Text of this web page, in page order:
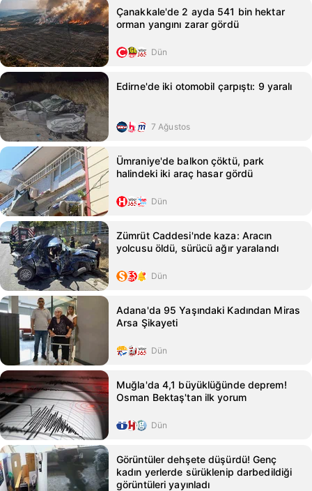
Çanakkale'de 2 ayda 541 bin hektar
orman yangını zarar gördü
Dün
Edirne'de iki otomobil çarpıştı: 9 yaralı
7 Ağustos
Ümraniye'de balkon çöktü, park
halindeki iki araç hasar gördü
Dün
Zümrüt Caddesi'nde kaza: Aracın
yolcusu öldü, sürücü ağır yaralandı
Dün
Adana'da 95 Yaşındaki Kadından Miras
Arsa Şikayeti
Dün
Muğla'da 4,1 büyüklüğünde deprem!
Osman Bektaş'tan ilk yorum
Dün
Görüntüler dehşete düşürdü! Genç
kadın yerlerde sürüklenip darbedildiği
görüntüleri yayınladı